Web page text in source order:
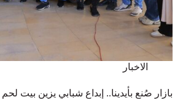
الاخبار
بازار صُنع بأيدينا.. إبداع شبابي يزين بيت لحم